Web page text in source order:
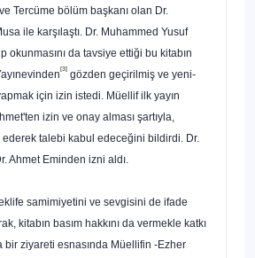
Tercüme bölüm başkanı olan Dr.
ile karşılaştı. Dr. Muhammed Yusuf
okunmasını da tavsiye ettiği bu kitabın
[3] gözden geçirilmiş ve yeni­
için izin istedi. Müellif ilk yayın
izin ve onay alması şartıyla,
talebi kabul edeceğini bildirdi. Dr.
Ahmet Eminden izni aldı.
samimiyetini ve sevgisini de ifade
kitabın basım hakkını da ver­mekle katkı
bir ziyareti esnasında Mü­ellifin -Ezher